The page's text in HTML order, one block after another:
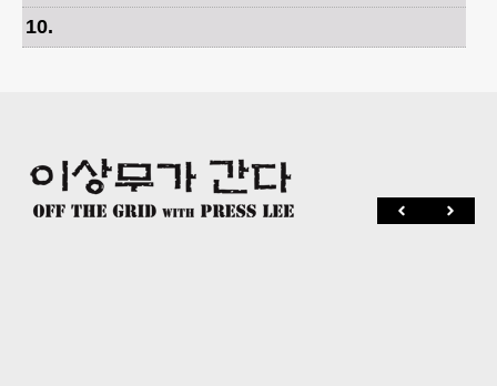
10.